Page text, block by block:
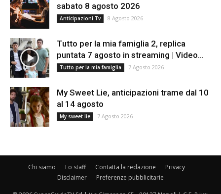
sabato 8 agosto 2026
Anticipazioni Tv 8 Agosto 2026
Tutto per la mia famiglia 2, replica
puntata 7 agosto in streaming | Video...
Tutto per la mia famiglia 7 Agosto 2026
My Sweet Lie, anticipazioni trame dal 10
al 14 agosto
My sweet lie 7 Agosto 2026
Chi siamo Lo staff Contatta la redazione
Privacy
Disclaimer
Preferenze pubblicitarie